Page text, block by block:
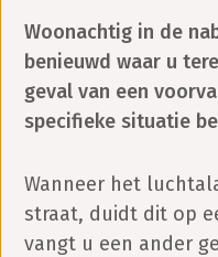
Woonachtig in de
benieuwd waar u
geval van een
specifieke situatie
Wanneer het
straat, duidt dit op
vangt u een ander